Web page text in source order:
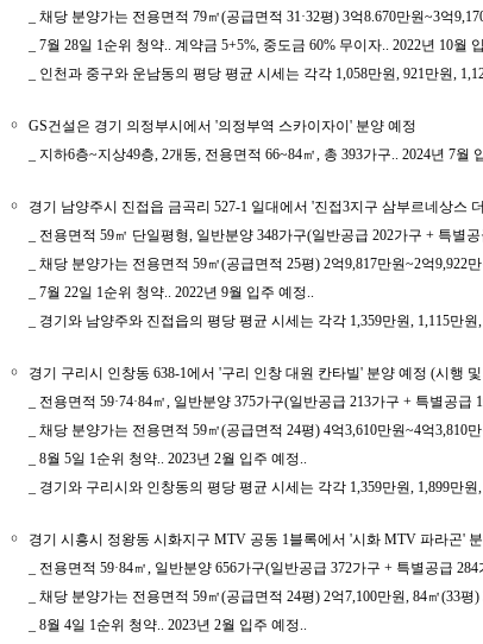
_ 채당 분양가는 전용면적 79㎡(공급면적 31·32평) 3억8.670만원~3억
_ 7월 28일 1순위 청약.. 계약금 5+5%, 중도금 60% 무이자.. 2022년 10월
_ 인천과 중구와 운남동의 평당 평균 시세는 각각 1,058만원, 921만원,
￮
GS건설은 경기 의정부시에서 '의정부역 스카이자이' 분양 예정
_ 지하6층~지상49층, 2개동, 전용면적 66~84㎡, 총 393가구.. 2024년 7월
￮
경기 남양주시 진접읍 금곡리 527-1 일대에서 '진접3지구 삼부르네상스
_ 전용면적 59㎡ 단일평형, 일반분양 348가구(일반공급 202가구 + 특별
_ 채당 분양가는 전용면적 59㎡(공급면적 25평) 2억9,817만원~2억9,922
_ 7월 22일 1순위 청약.. 2022년 9월 입주 예정..
_ 경기와 남양주와 진접읍의 평당 평균 시세는 각각 1,359만원, 1,115만원
￮
경기 구리시 인창동 638-1에서 '구리 인창 대원 칸타빌' 분양 예정 (시행
_ 전용면적 59·74·84㎡, 일반분양 375가구(일반공급 213가구 + 특별공급
_ 채당 분양가는 전용면적 59㎡(공급면적 24평) 4억3,610만원~4억3,810
_ 8월 5일 1순위 청약.. 2023년 2월 입주 예정..
_ 경기와 구리시와 인창동의 평당 평균 시세는 각각 1,359만원, 1,899만원
￮
경기 시흥시 정왕동 시화지구 MTV 공동 1블록에서 '시화 MTV 파라곤'
_ 전용면적 59·84㎡, 일반분양 656가구(일반공급 372가구 + 특별공급 284
_ 채당 분양가는 전용면적 59㎡(공급면적 24평) 2억7,100만원, 84㎡(33
_ 8월 4일 1순위 청약.. 2023년 2월 입주 예정..